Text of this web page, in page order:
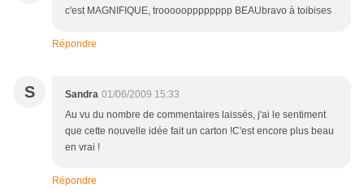
c'est MAGNIFIQUE, trooooopppppppp BEAUbravo à toibises
Répondre
S Sandra 01/06/2009 15:33
Au vu du nombre de commentaires laissés, j'ai le sentiment
que cette nouvelle idée fait un carton !C'est encore plus beau
en vrai !
Répondre